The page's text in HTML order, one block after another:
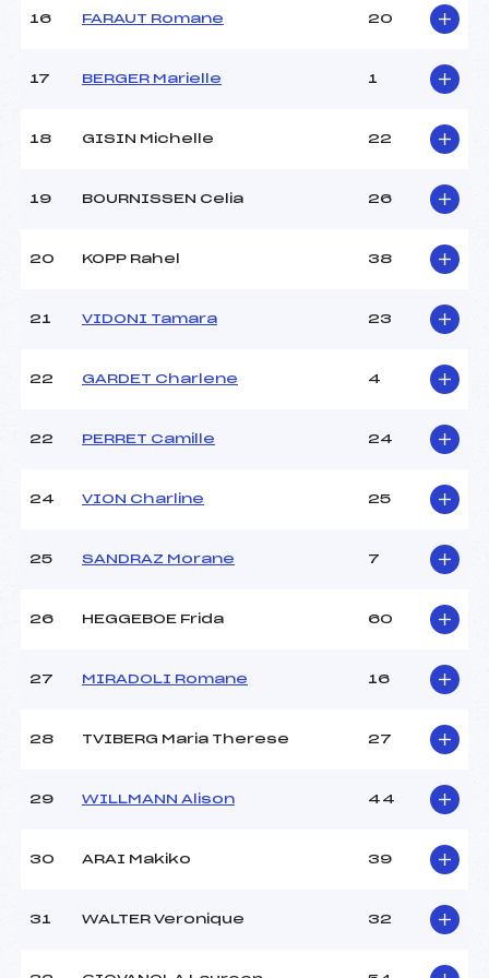
-6°C
-5°C
16 FARAUT Romane 20
17 BERGER Marielle 1
18 GISIN Michelle 22
19 BOURNISSEN Celia 26
20 KOPP Rahel 38
21 VIDONI Tamara 23
22 GARDET Charlene 4
22 PERRET Camille 24
24 VION Charline 25
25 SANDRAZ Morane 7
26 HEGGEBOE Frida 60
27 MIRADOLI Romane 16
28 TVIBERG Maria Therese 27
29 WILLMANN Alison 44
30 ARAI Makiko 39
31 WALTER Veronique 32